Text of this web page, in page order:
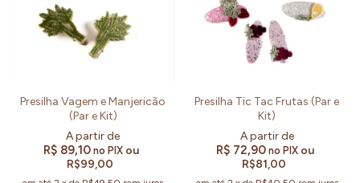
Presilha Vagem e Manjericão
(Par e Kit)
R$ 89,10 no PIX ou
R$99,00
Presilha Tic Tac Frutas (Par e
Kit)
R$ 72,90 no PIX ou
R$81,00